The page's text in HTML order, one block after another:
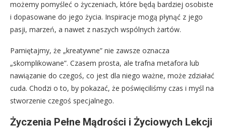
możemy pomyśleć o życzeniach, które będą bardziej osobiste
i dopasowane do jego życia. Inspiracje mogą płynąć z jego
pasji, marzeń, a nawet z naszych wspólnych żartów.
Pamiętajmy, że „kreatywne” nie zawsze oznacza
„skomplikowane”. Czasem prosta, ale trafna metafora lub
nawiązanie do czegoś, co jest dla niego ważne, może zdziałać
cuda. Chodzi o to, by pokazać, że poświęciliśmy czas i myśl na
stworzenie czegoś specjalnego.
Życzenia Pełne Mądrości i Życiowych Lekcji